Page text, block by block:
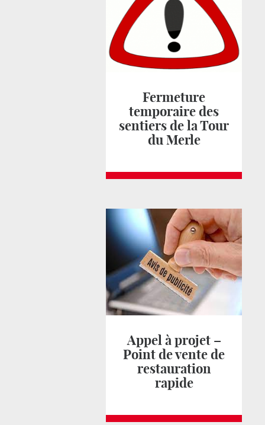
Fermeture
temporaire des
sentiers de la Tour
du Merle
Appel à projet –
Point de vente de
restauration
rapide